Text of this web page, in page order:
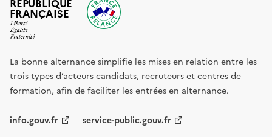
FRANÇAISE
La bonne alternance simplifie les mises en relation entre les
trois types d’acteurs candidats, recruteurs et centres de
formation, afin de faciliter les entrées en alternance.
info.gouv.fr service-public.gouv.fr